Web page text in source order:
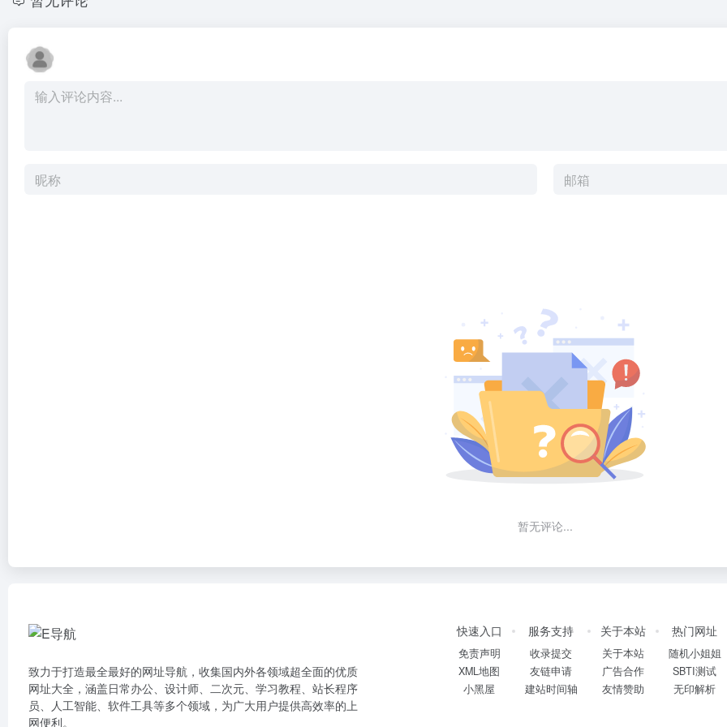
暂无评论...
致力于打造最全最好的网址导航，收集国内外各领域超全面的优质
网址大全，涵盖日常办公、设计师、二次元、学习教程、站长程序
员、人工智能、软件工具等多个领域，为广大用户提供高效率的上
网便利。
快速入口
免责声明
XML地图
小黑屋
服务支持
收录提交
友链申请
建站时间轴
关于本站
关于本站
广告合作
友情赞助
热门网址
随机小姐姐
SBTI测试
无印解析